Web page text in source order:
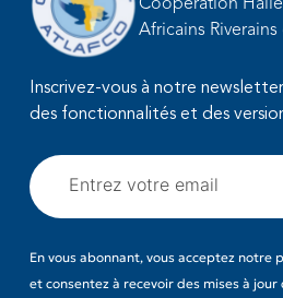
Coopération
Africains
Inscrivez-vous à notre
des fonctionnalités et des
En vous abonnant, vous acceptez
et consentez à recevoir des mises à